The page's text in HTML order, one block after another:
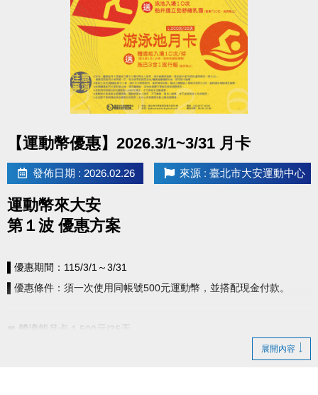
【運動幣優惠】2026.3/1~3/31 月卡
發佈日期 : 2026.02.26 來源 : 臺北市大安運動中心
運動幣來大安
第１波 優惠方案
▌優惠期間：115/3/1～3/31
▌優惠條件：須一次使用同帳號500元運動幣，並搭配現金付款。
◼︎ 體適能月卡 1,500元/35天
展開內容